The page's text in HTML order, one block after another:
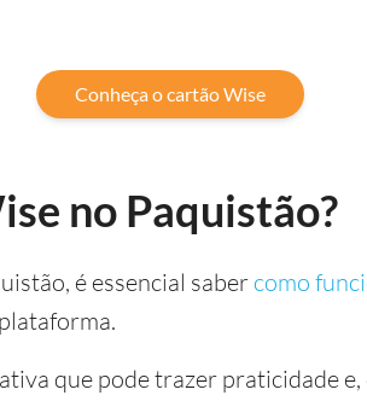
Conheça o cartão Wise
no Paquistão?
é essencial sabercomo
que pode trazer praticidade